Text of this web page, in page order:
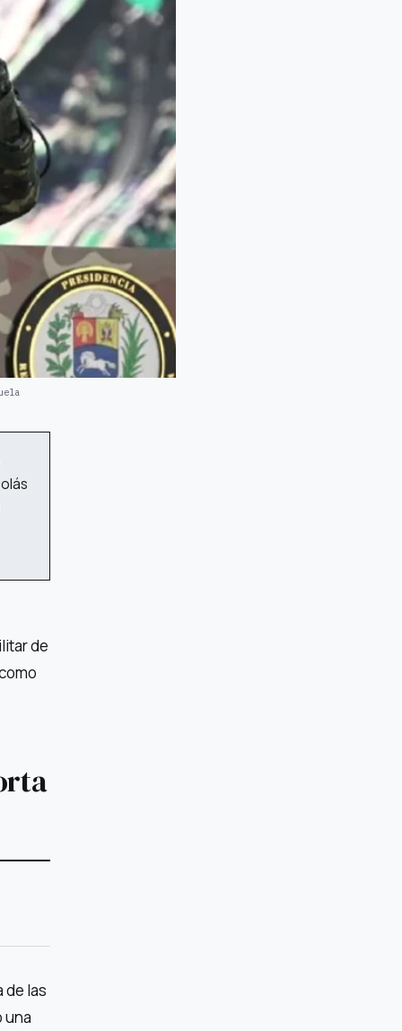
de
de las
una